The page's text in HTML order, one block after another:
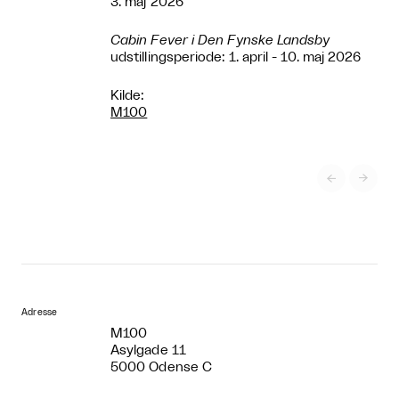
Cabin Fever i Den Fynske Landsby
udstillingsperiode: 1. april - 10. maj 2026
Kilde:
M100
 
Adresse
M100
Asylgade 11
5000 Odense C